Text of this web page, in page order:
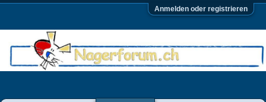
Anmelden oder registrieren